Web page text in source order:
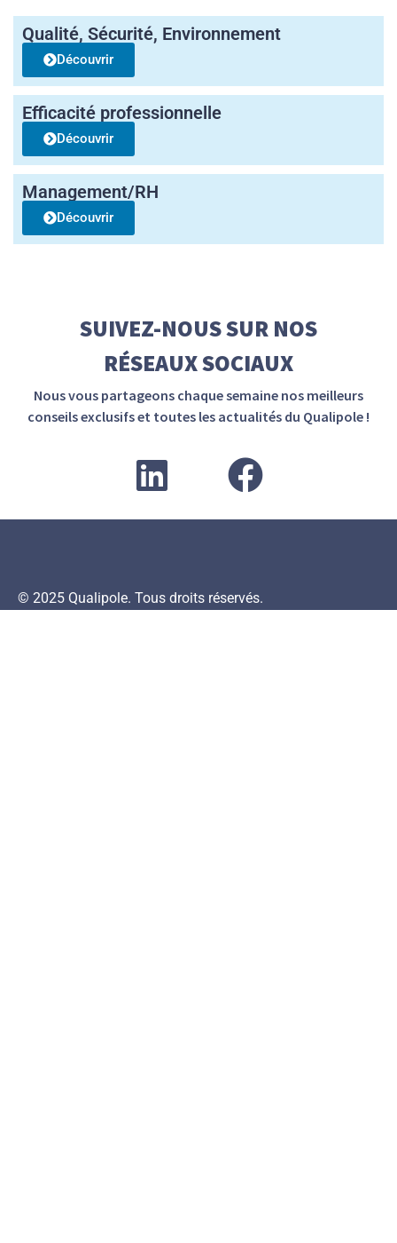
Qualité, Sécurité, Environnement
Découvrir
Efficacité professionnelle
Découvrir
Management/RH
Découvrir
SUIVEZ-NOUS SUR NOS
RÉSEAUX SOCIAUX
Nous vous partageons chaque semaine nos meilleurs
conseils exclusifs et toutes les actualités du Qualipole !
© 2025 Qualipole. Tous droits réservés.